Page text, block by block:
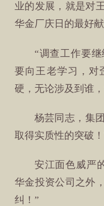
业的发展，就是对
华金厂庆日的最好献
“调查工作要
要向王老学习，对
硬，无论涉及到谁
杨芸同志，集
取得实质性的突破
安江面色威严
华金投资公司之外
纠！”